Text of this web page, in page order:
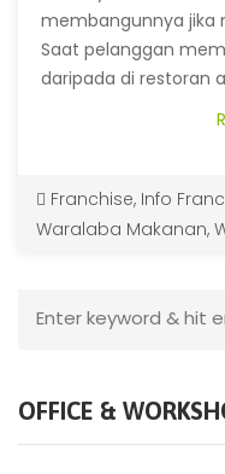
membangunnya jika
Saat pelanggan
daripada di restoran
sudah familiar
Franchise, Info
Waralaba Makanan,
OFFICE &